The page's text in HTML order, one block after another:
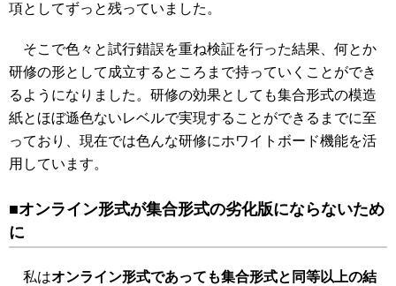
項としてずっと残っていました。
そこで色々と試行錯誤を重ね検証を行った結果、何とか
研修の形として成立するところまで持っていくことができ
るようになりました。研修の効果としても集合形式の模造
紙とほぼ遜色ないレベルで実現することができるまでに至
っており、現在では色んな研修にホワイトボード機能を活
用しています。
■オンライン形式が集合形式の劣化版にならないため
に
私はオンライン形式であっても集合形式と同等以上の結